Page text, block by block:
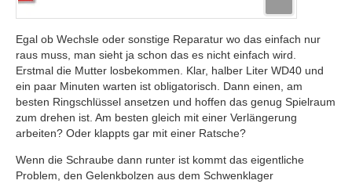
Egal ob Wechsle oder sonstige Reparatur wo das einfach nur
raus muss, man sieht ja schon das es nicht einfach wird.
Erstmal die Mutter losbekommen. Klar, halber Liter WD40 und
ein paar Minuten warten ist obligatorisch. Dann einen, am
besten Ringschlüssel ansetzen und hoffen das genug Spielraum
zum drehen ist. Am besten gleich mit einer Verlängerung
arbeiten? Oder klappts gar mit einer Ratsche?
Wenn die Schraube dann runter ist kommt das eigentliche
Problem, den Gelenkbolzen aus dem Schwenklager